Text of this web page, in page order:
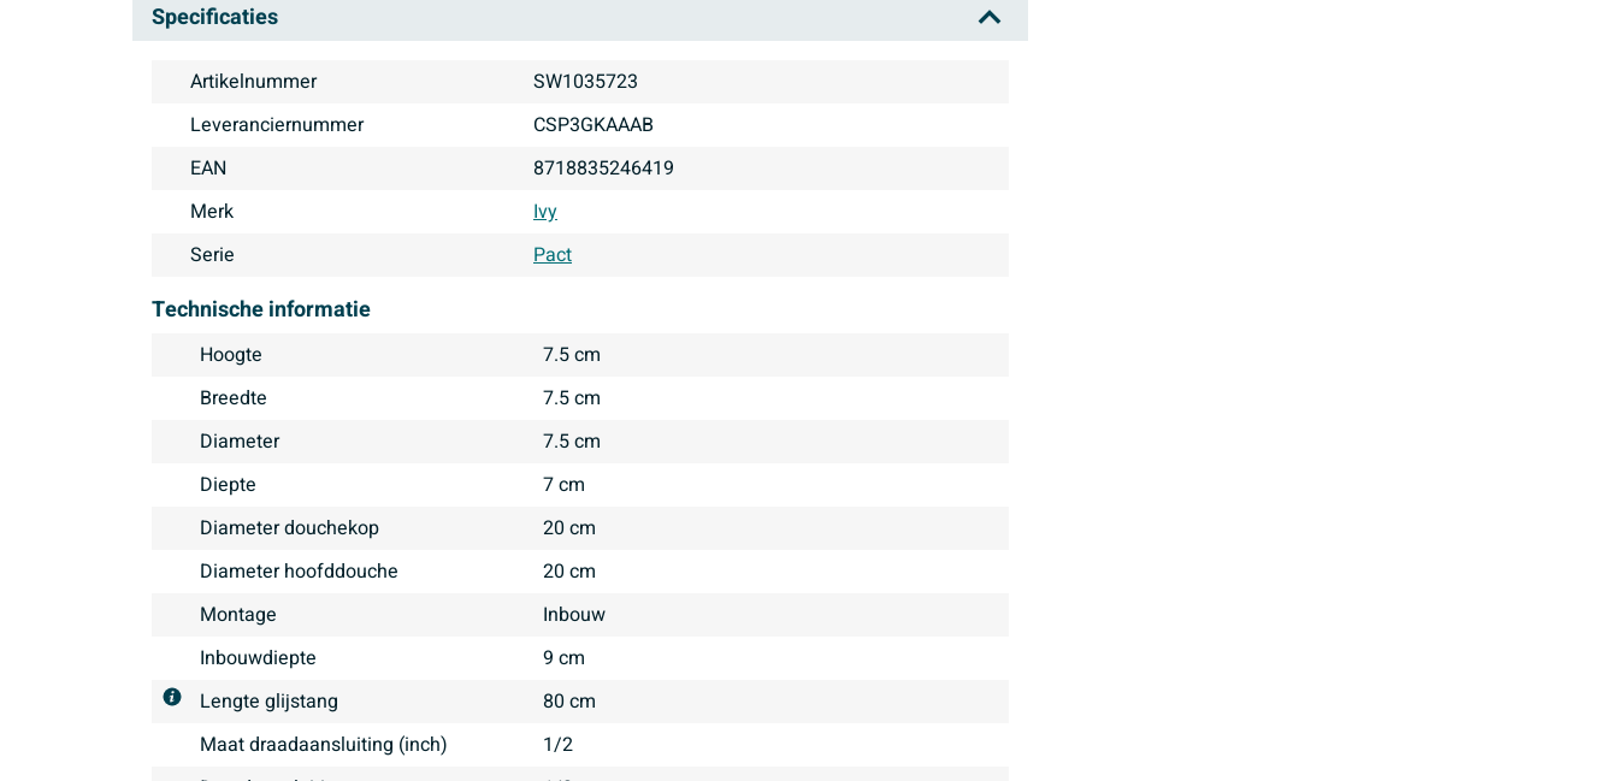
Specificaties
Artikelnummer
SW1035723
Leveranciernummer
CSP3GKAAAB
EAN
8718835246419
Merk
Ivy
Serie
Pact
Technische informatie
Hoogte
7.5 cm
Breedte
7.5 cm
Diameter
7.5 cm
Diepte
7 cm
Diameter douchekop
20 cm
Diameter hoofddouche
20 cm
Montage
inbouw
Inbouwdiepte
9 cm
Lengte glijstang
80 cm
Maat draadaansluiting (inch)
1/2